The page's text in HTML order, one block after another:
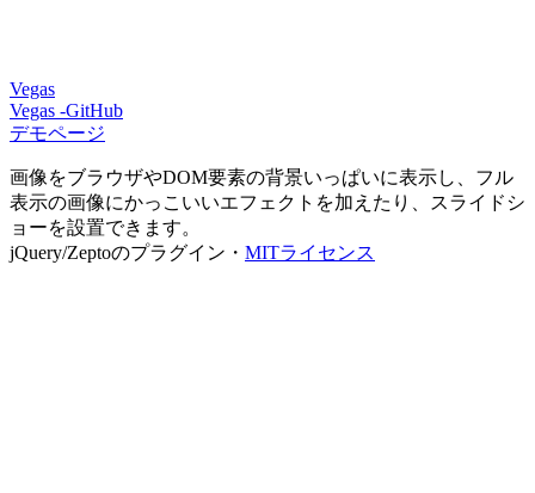
Vegas
Vegas -GitHub
デモページ
画像をブラウザやDOM要素の背景いっぱいに表示し、フル
表示の画像にかっこいいエフェクトを加えたり、スライドシ
ョーを設置できます。
jQuery/Zeptoのプラグイン・ MITライセンス